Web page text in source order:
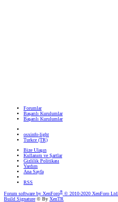
Forumlar
Başarılı Kurulumlar
Başarılı Kurulumlar
osxinfo-light
Turkce (TR)
Bize Ulaşın
Kullanım ve Şartlar
Gizlilik Politikası
Yardım
Ana Sayfa
RSS
Forum software by XenForo® © 2010-2020 XenForo Ltd.
Build Signature © By XenTR